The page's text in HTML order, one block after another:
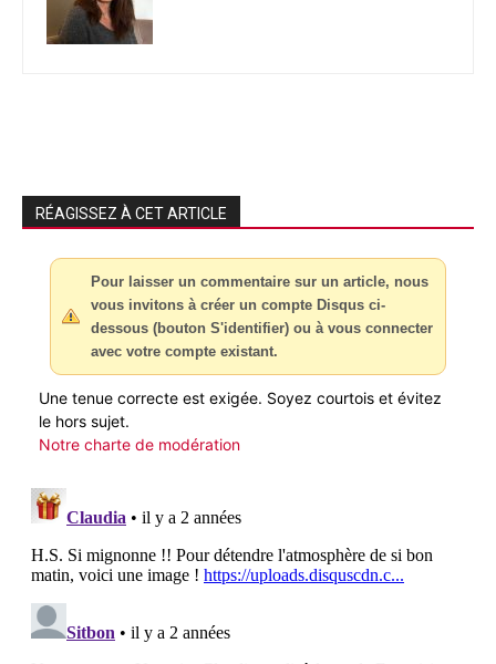
RÉAGISSEZ À CET ARTICLE
Pour laisser un commentaire sur un article, nous
vous invitons à créer un compte Disqus ci-
dessous (bouton S'identifier) ou à vous connecter
avec votre compte existant.
Une tenue correcte est exigée. Soyez courtois et évitez
le hors sujet.
Notre charte de modération